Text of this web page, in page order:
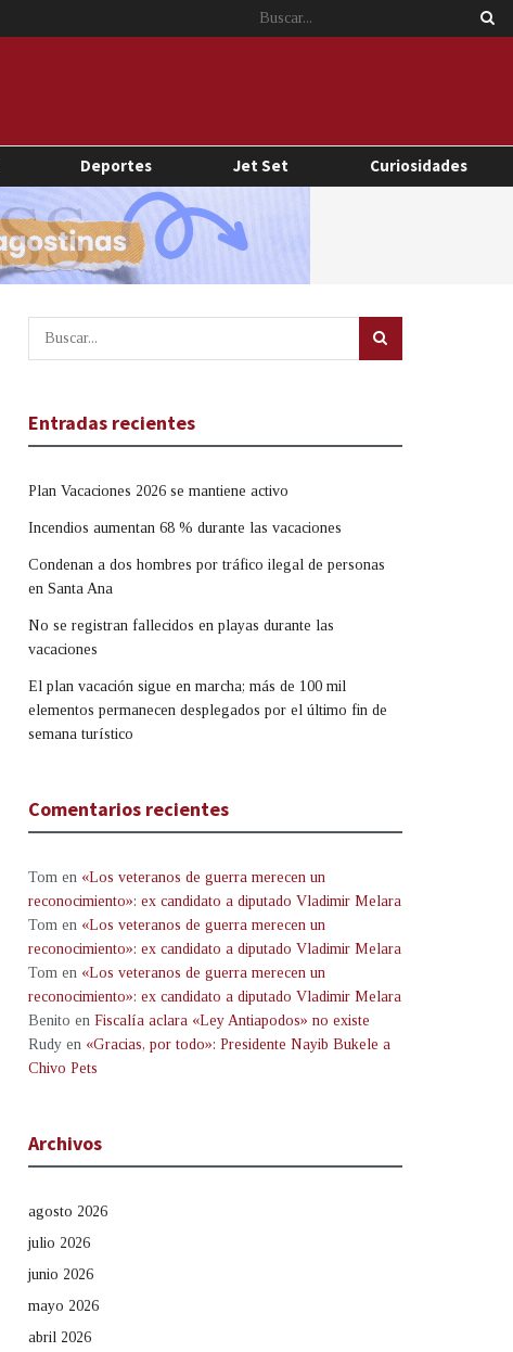
Deportes Jet Set Curiosidades
Entradas recientes
Plan Vacaciones 2026 se mantiene activo
Incendios aumentan 68 % durante las vacaciones
Condenan a dos hombres por tráfico ilegal de personas
en Santa Ana
No se registran fallecidos en playas durante las
vacaciones
El plan vacación sigue en marcha; más de 100 mil
elementos permanecen desplegados por el último fin de
semana turístico
Comentarios recientes
Tom en «Los veteranos de guerra merecen un
reconocimiento»: ex candidato a diputado Vladimir Melara
Tom en «Los veteranos de guerra merecen un
reconocimiento»: ex candidato a diputado Vladimir Melara
Tom en «Los veteranos de guerra merecen un
reconocimiento»: ex candidato a diputado Vladimir Melara
Benito en Fiscalía aclara «Ley Antiapodos» no existe
Rudy en «Gracias, por todo»: Presidente Nayib Bukele a
Chivo Pets
Archivos
agosto 2026
julio 2026
junio 2026
mayo 2026
abril 2026